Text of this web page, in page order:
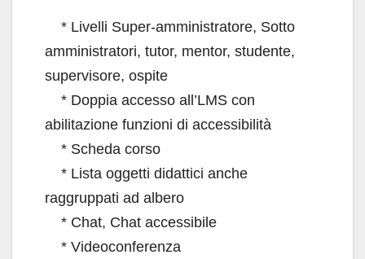
* Livelli Super-amministratore, Sotto
amministratori, tutor, mentor, studente,
supervisore, ospite
* Doppia accesso all’LMS con
abilitazione funzioni di accessibilità
* Scheda corso
* Lista oggetti didattici anche
raggruppati ad albero
* Chat, Chat accessibile
* Videoconferenza